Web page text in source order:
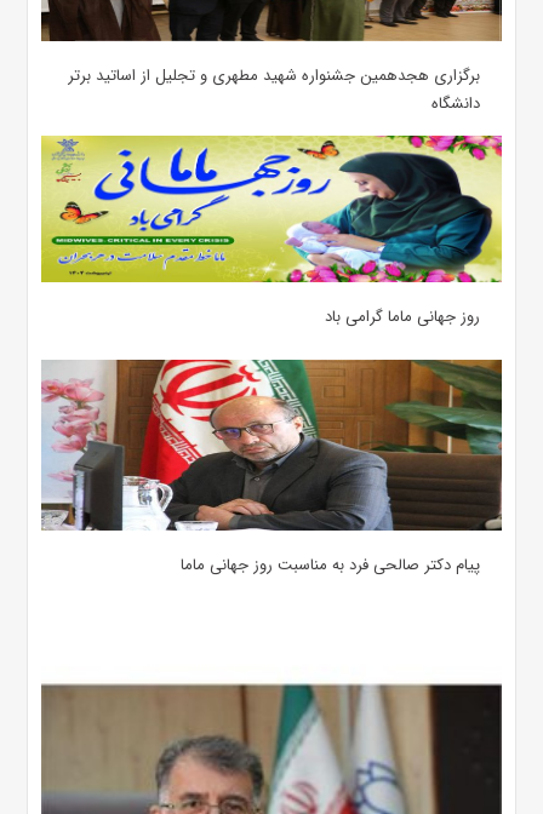
برگزاری هجدهمین جشنواره شهید مطهری و تجلیل از اساتید برتر
دانشگاه
روز جهانی ماما گرامی باد
پیام دکتر صالحی فرد به مناسبت روز جهانی ماما